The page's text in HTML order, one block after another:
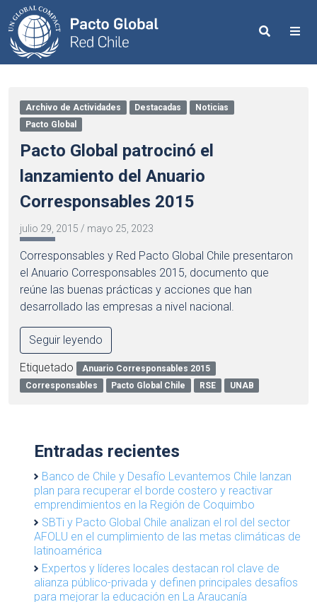
Search
Archivo de Actividades Destacadas
Noticias
Pacto Global
Pacto Global patrocinó el
lanzamiento del Anuario
Corresponsables 2015
julio 29, 2015 / mayo 25, 2023
Corresponsables y Red Pacto Global Chile presentaron
el Anuario Corresponsables 2015, documento que
reúne las buenas prácticas y acciones que han
desarrollado las empresas a nivel nacional.
Seguir leyendo
Etiquetado
Anuario Corresponsables 2015
Corresponsables
Pacto Global Chile RSE UNAB
Entradas recientes
Banco de Chile y Desafío Levantemos Chile lanzan
plan para recuperar el borde costero y reactivar
emprendimientos en la Región de Coquimbo
SBTi y Pacto Global Chile analizan el rol del sector
AFOLU en el cumplimiento de las metas climáticas de
latinoamérica
Expertos y líderes locales destacan rol clave de
alianza público-privada y definen principales desafíos
para mejorar la educación en La Araucanía